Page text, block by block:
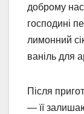
доброму
господині
лимонний
ваніль для
Після
— її